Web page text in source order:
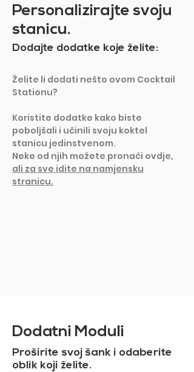
Personalizirajte svoju
stanicu.
Dodajte dodatke koje želite:
Želite li dodati nešto ovom Cocktail
Stationu?
Koristite dodatke kako biste
poboljšali i učinili svoju koktel
stanicu jedinstvenom.
Neke od njih možete pronaći ovdje,
ali za sve idite na namjensku
stranicu.
Dodatni Moduli
Proširite svoj šank i odaberite
oblik koji želite.